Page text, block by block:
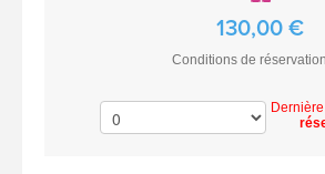
130,00 €
Conditions de réservation